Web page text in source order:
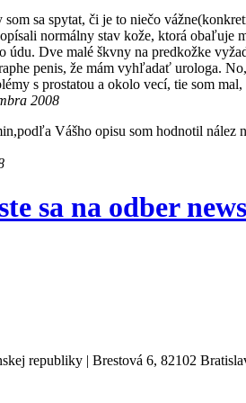
sa spytat, či je to niečo
normálny stav kože, ktorá obaľuje
údu. Dve malé škvny na predkožke
penis, že mám vyhľadať urologa.
s prostatou a okolo vecí, tie som
2008
Vášho opisu som hodnotil
sa na odber
republiky | Brestová 6, 82102